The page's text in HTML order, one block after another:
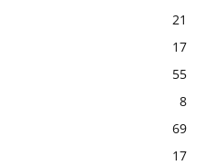
21
17
55
8
69
17